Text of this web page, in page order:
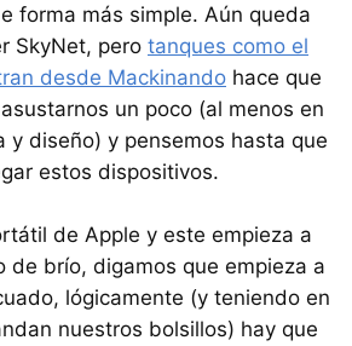
forma más simple. Aún queda
SkyNet, pero tanques como el
desde Mackinando hace que
un poco (al menos en
y diseño) y pensemos hasta que
estos dispositivos.
de Apple y este empieza a
de brío, digamos que empieza a
lógicamente (y teniendo en
nuestros bolsillos) hay que